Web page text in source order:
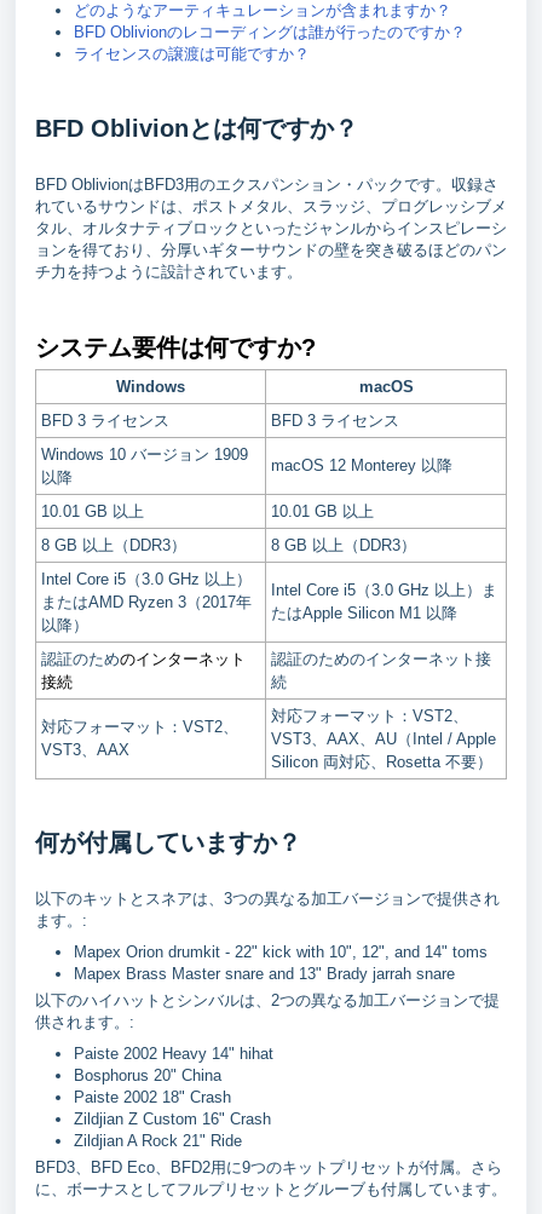
どのようなアーティキュレーションが含まれますか？
BFD Oblivionのレコーディングは誰が行ったのですか？
ライセンスの譲渡は可能ですか？
BFD Oblivionとは何ですか？
BFD OblivionはBFD3用のエクスパンション・パックです。収録さ
れているサウンドは、ポストメタル、スラッジ、プログレッシブメ
タル、オルタナティブロックといったジャンルからインスピレーシ
ョンを得ており、分厚いギターサウンドの壁を突き破るほどのパン
チ力を持つように設計されています。
システム要件は何ですか?
Windows
macOS
BFD 3 ライセンス
BFD 3 ライセンス
Windows 10 バージョン 1909
以降
macOS 12 Monterey 以降
10.01 GB 以上
10.01 GB 以上
8 GB 以上（DDR3）
8 GB 以上（DDR3）
Intel Core i5（3.0 GHz 以上）
またはAMD Ryzen 3（2017年
以降）
Intel Core i5（3.0 GHz 以上）ま
たはApple Silicon M1 以降
認証のためのインターネット
接続
認証のためのインターネット接
続
対応フォーマット：VST2、
VST3、AAX
対応フォーマット：VST2、
VST3、AAX、AU（Intel / Apple
Silicon 両対応、Rosetta 不要）
何が付属していますか？
以下のキットとスネアは、3つの異なる加工バージョンで提供され
ます。:
Mapex Orion drumkit - 22" kick with 10", 12", and 14" toms
Mapex Brass Master snare and 13" Brady jarrah snare
以下のハイハットとシンバルは、2つの異なる加工バージョンで提
供されます。:
Paiste 2002 Heavy 14" hihat
Bosphorus 20" China
Paiste 2002 18" Crash
Zildjian Z Custom 16" Crash
Zildjian A Rock 21" Ride
BFD3、BFD Eco、BFD2用に9つのキットプリセットが付属。さら
に、ボーナスとしてフルプリセットとグルーブも付属しています。